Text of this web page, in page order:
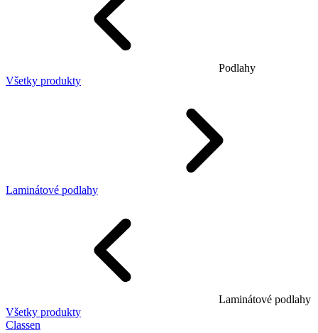
Podlahy
Všetky produkty
Laminátové podlahy
Laminátové podlahy
Všetky produkty
Classen